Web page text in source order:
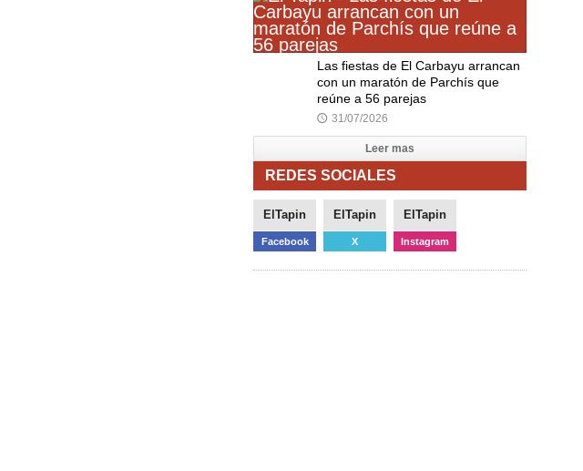
Las fiestas de El Carbayu arrancan
con un maratón de Parchís que
reúne a 56 parejas
🕔 31/07/2026
Leer mas
REDES SOCIALES
ElTapin
Facebook
ElTapin
X
ElTapin
Instagram